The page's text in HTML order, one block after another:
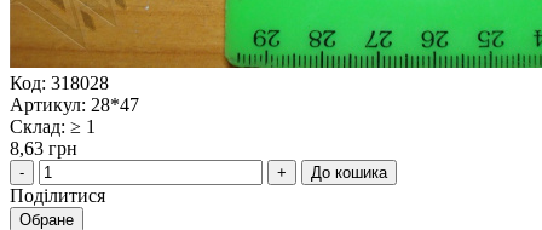
Код: 318028
Артикул: 28*47
Склад: ≥ 1
8,63 грн
До кошика
Поділитися
Обране